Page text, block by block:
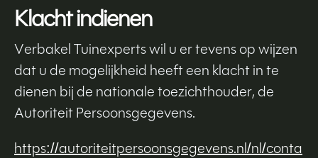
Klacht indienen
Verbakel Tuinexperts wil u er tevens op wijzen
dat u de mogelijkheid heeft een klacht in te
dienen bij de nationale toezichthouder, de
Autoriteit Persoonsgegevens.
https://autoriteitpersoonsgegevens.nl/nl/conta